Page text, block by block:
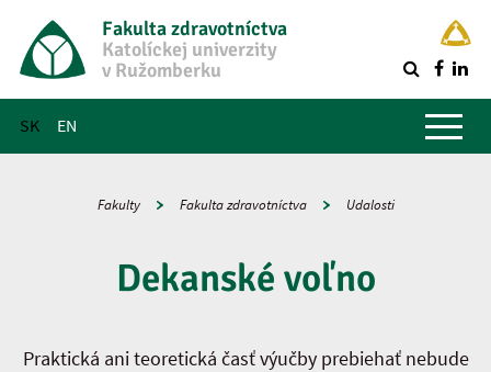
Fakulta zdravotníctva
Katolíckej univerzity
v Ružomberku
SK EN
Hlavné menu
Fakulty Fakulta zdravotníctva Udalosti
Dekanské voľno
Praktická ani teoretická časť výučby prebiehať nebude